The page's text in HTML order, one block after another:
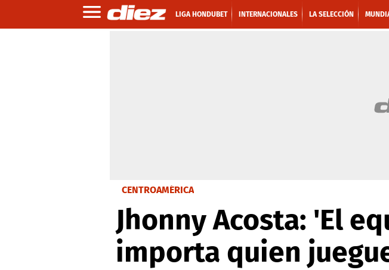
LIGA HONDUBET INTERNACIONALES LA SELECCIÓN
CENTROAMÉRICA
Jhonny Acosta: 'El
importa quien